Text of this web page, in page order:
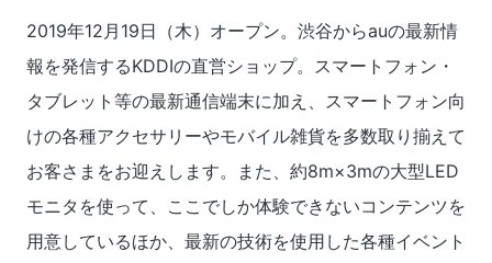
2019年12月19日（木）オープン。渋谷からauの最新情
報を発信するKDDIの直営ショップ。スマートフォン・
タブレット等の最新通信端末に加え、スマートフォン向
けの各種アクセサリーやモバイル雑貨を多数取り揃えて
お客さまをお迎えします。また、約8m×3mの大型LED
モニタを使って、ここでしか体験できないコンテンツを
用意しているほか、最新の技術を使用した各種イベント